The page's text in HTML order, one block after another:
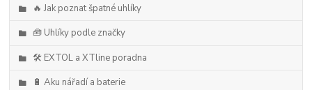
🔥 Jak poznat špatné uhlíky
🧰 Uhlíky podle značky
🛠️ EXTOL a XTline poradna
🔋 Aku nářadí a baterie